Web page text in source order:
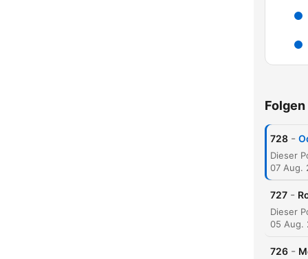
Folgen
728 -
07 Aug.
727 -
05 Aug.
726 -